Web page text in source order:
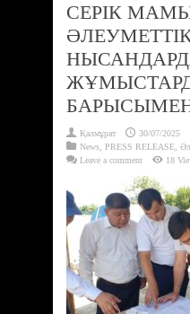
СЕРІК
Қалмұрат
30/07/2025
News PRESS RELEASE
Leave a comment
18